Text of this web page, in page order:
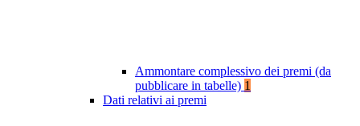
Ammontare complessivo dei premi (da
pubblicare in tabelle) 1
Dati relativi ai premi